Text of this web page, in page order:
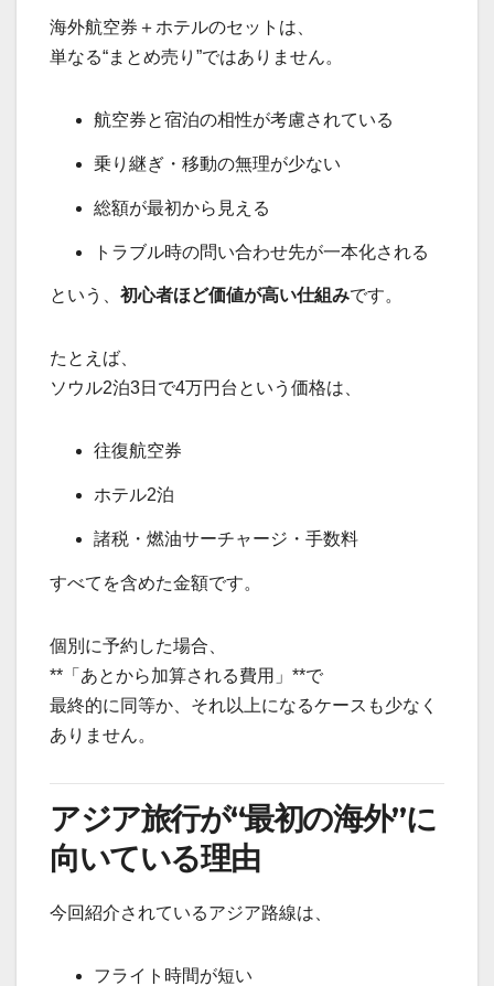
海外航空券＋ホテルのセットは、
単なる“まとめ売り”ではありません。
航空券と宿泊の相性が考慮されている
乗り継ぎ・移動の無理が少ない
総額が最初から見える
トラブル時の問い合わせ先が一本化される
という、 初心者ほど価値が高い仕組みです。
たとえば、
ソウル2泊3日で4万円台という価格は、
往復航空券
ホテル2泊
諸税・燃油サーチャージ・手数料
すべてを含めた金額です。
個別に予約した場合、
**「あとから加算される費用」**で
最終的に同等か、それ以上になるケースも少なく
ありません。
アジア旅行が“最初の海外”に
向いている理由
今回紹介されているアジア路線は、
フライト時間が短い